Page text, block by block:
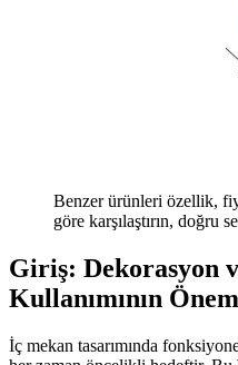
Benzer ürünleri özellik,
göre karşılaştırın, doğru
Giriş: Dekorasyon
Kullanımının
İç mekan tasarımında